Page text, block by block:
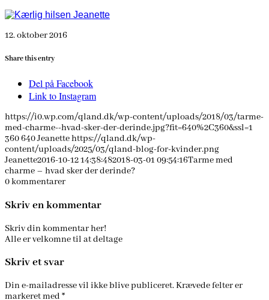
12. oktober 2016
Share this entry
Del på Facebook
Link to Instagram
https://i0.wp.com/qland.dk/wp-content/uploads/2018/03/tarme-
med-charme--hvad-sker-der-derinde.jpg?fit=640%2C360&ssl=1
360640Jeanettehttps://qland.dk/wp-
content/uploads/2025/03/qland-blog-for-kvinder.png
Jeanette2016-10-12 14:38:482018-03-01 09:54:16Tarme med
charme – hvad sker der derinde?
0kommentarer
Skriv en kommentar
Skriv din kommentar her!
Alle er velkomne til at deltage
Skriv et svar
Din e-mailadresse vil ikke blive publiceret.Krævede felter er
markeret med *